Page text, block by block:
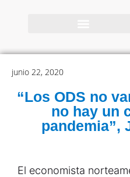
junio 22, 2020
“Los ODS no
no hay un
pandemia”,
El economista